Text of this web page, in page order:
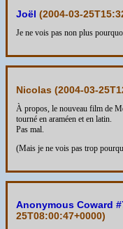
Joël (2004-03-
Je ne vois pas non plus
Nicolas (2004-03-
À propos, le nouveau film de
tourné en araméen et en latin.
Pas mal.
(Mais je ne vois pas trop
Anonymous Coward
25T08:00:47+0000)